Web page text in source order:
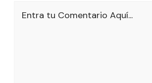
Entra tu Comentario Aquí...